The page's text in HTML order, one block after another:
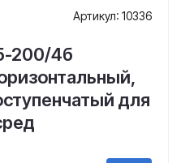
Артикул: 10336
200/4б
для